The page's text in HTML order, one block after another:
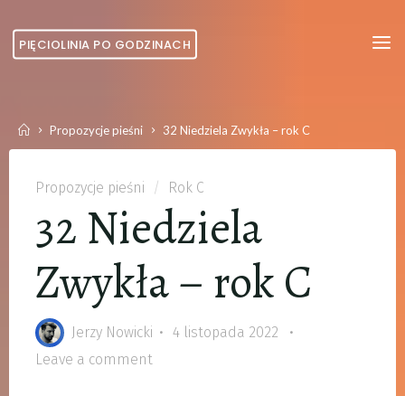
content
PIĘCIOLINIA PO GODZINACH
HomePropozycje pieśni 32 Niedziela Zwykła – rok C
Propozycje pieśni / Rok C
32 Niedziela
Zwykła – rok C
Jerzy Nowicki
4 listopada 2022
Leave a comment